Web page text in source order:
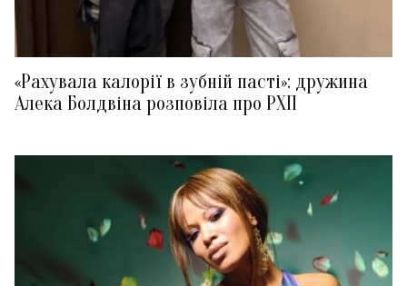
«Рахувала калорії в зубній пасті»: дружина
Алека Болдвіна розповіла про РХП